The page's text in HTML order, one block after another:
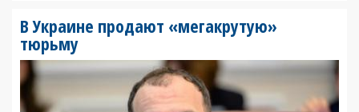
В Украине продают «мегакрутую»
тюрьму